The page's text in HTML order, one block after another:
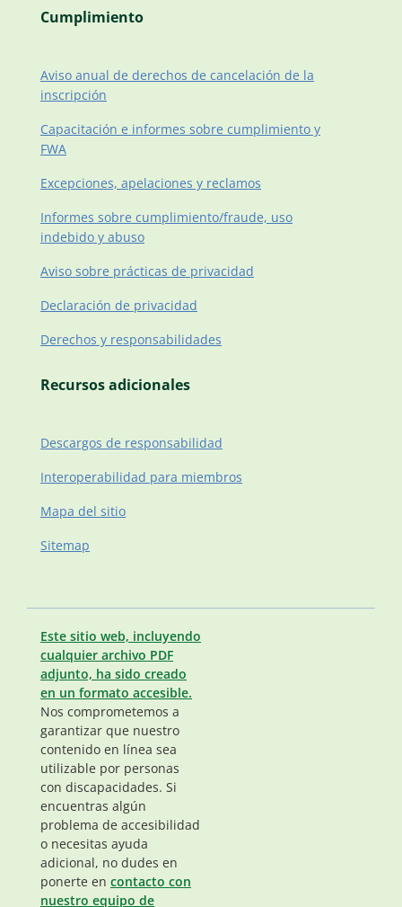
Cumplimiento
Aviso anual de derechos de cancelación de la
inscripción
Capacitación e informes sobre cumplimiento y
FWA
Excepciones, apelaciones y reclamos
Informes sobre cumplimiento/fraude, uso
indebido y abuso
Aviso sobre prácticas de privacidad
Declaración de privacidad
Derechos y responsabilidades
Recursos adicionales
Descargos de responsabilidad
Interoperabilidad para miembros
Mapa del sitio
Sitemap
Este sitio web, incluyendo
cualquier archivo PDF
adjunto, ha sido creado
en un formato accesible.
Nos comprometemos a
garantizar que nuestro
contenido en línea sea
utilizable por personas
con discapacidades. Si
encuentras algún
problema de accesibilidad
o necesitas ayuda
adicional, no dudes en
ponerte en contacto con
nuestro equipo de